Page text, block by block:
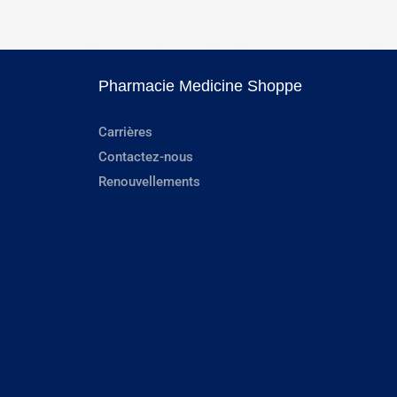
Pharmacie Medicine Shoppe
Carrières
Contactez-nous
Renouvellements